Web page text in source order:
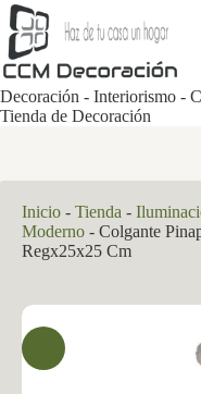
Saltar
al
contenido
Decoración - Interiorismo -
Tienda de Decoración
Inicio - Tienda -
Moderno - Colgante
Regx25x25 Cm